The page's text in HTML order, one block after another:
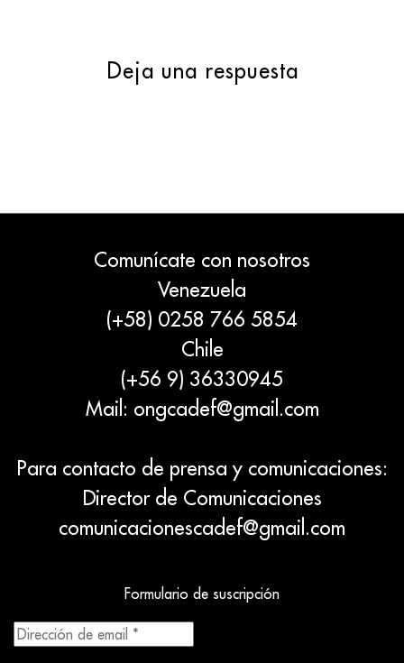
Deja una respuesta
Comunícate con nosotros
Venezuela
(+58) 0258 766 5854
Chile
(+56 9) 36330945
Mail: ongcadef@gmail.com
Para contacto de prensa y comunicaciones:
Director de Comunicaciones
comunicacionescadef@gmail.com
Formulario de suscripción